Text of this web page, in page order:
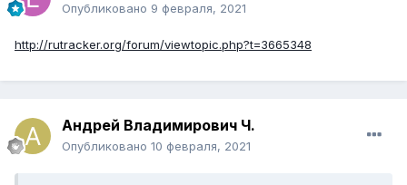
Опубликовано 9 февраля, 2021
http://rutracker.org/forum/viewtopic.php?t=3665348
Андрей Владимирович Ч.
Опубликовано 10 февраля, 2021